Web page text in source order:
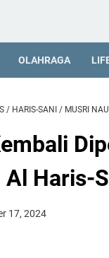
OLAHRAGA
/ HARIS-SANI / MUSRI
Haris-
17, 2024